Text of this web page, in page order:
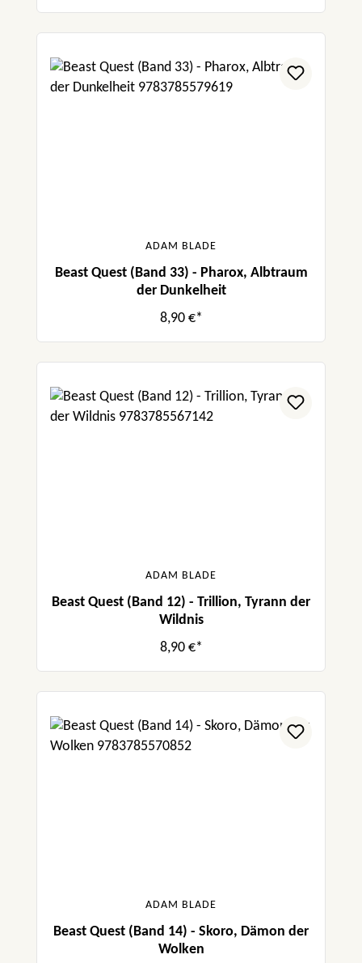
ADAM BLADE
Beast Quest (Band 33) - Pharox, Albtraum
der Dunkelheit
8,90 €*
ADAM BLADE
Beast Quest (Band 12) - Trillion, Tyrann der
Wildnis
8,90 €*
ADAM BLADE
Beast Quest (Band 14) - Skoro, Dämon der
Wolken